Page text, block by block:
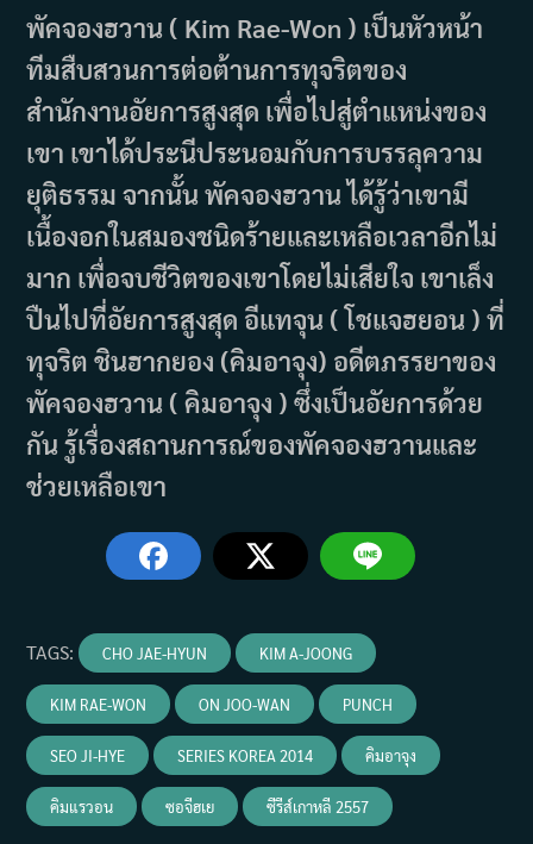
พัคจองฮวาน ( Kim Rae-Won ) เป็นหัวหน้า
ทีมสืบสวนการต่อต้านการทุจริตของ
สำนักงานอัยการสูงสุด เพื่อไปสู่ตำแหน่งของ
เขา เขาได้ประนีประนอมกับการบรรลุความ
ยุติธรรม จากนั้น พัคจองฮวาน ได้รู้ว่าเขามี
เนื้องอกในสมองชนิดร้ายและเหลือเวลาอีกไม่
มาก เพื่อจบชีวิตของเขาโดยไม่เสียใจ เขาเล็ง
ปืนไปที่อัยการสูงสุด อีแทจุน ( โชแจฮยอน ) ที่
ทุจริต ชินฮากยอง (คิมอาจุง) อดีตภรรยาของ
พัคจองฮวาน ( คิมอาจุง ) ซึ่งเป็นอัยการด้วย
กัน รู้เรื่องสถานการณ์ของพัคจองฮวานและ
ช่วยเหลือเขา
TAGS: CHO JAE-HYUN KIM A-JOONG
KIM RAE-WON ON JOO-WAN PUNCH
SEO JI-HYE SERIES KOREA 2014 คิมอาจุง
คิมแรวอน ซอจีฮเย ซีรีส์เกาหลี 2557